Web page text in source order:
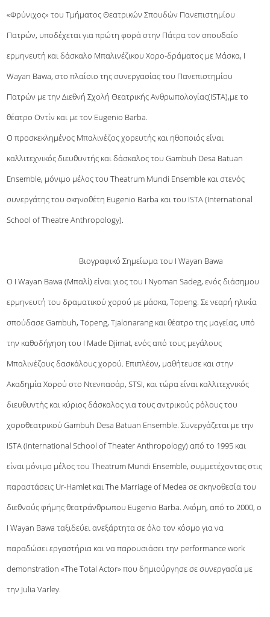
«Φρύνιχος» του Τμήματος Θεατρικών Σπουδών Πανεπιστημίου
Πατρών, υποδέχεται για πρώτη φορά στην Πάτρα τον σπουδαίο
ερμηνευτή και δάσκαλο Μπαλινέζικου Χορο-δράματος με Μάσκα, I
Wayan Bawa, στο πλαίσιο της συνεργασίας του Πανεπιστημίου
Πατρών με την Διεθνή Σχολή Θεατρικής Ανθρωπολογίας(ΙSTA),με το
θέατρο Οντίν και με τον Eugenio Barba.
Ο προσκεκλημένος Μπαλινέζος χορευτής και ηθοποιός είναι
καλλιτεχνικός διευθυντής και δάσκαλος του Gambuh Desa Batuan
Ensemble, μόνιμο μέλος του Theatrum Mundi Ensemble και στενός
συνεργάτης του σκηνοθέτη Eugenio Barba και του ISTA (International
School of Theatre Anthropology).
Βιογραφικό Σημείωμα του I Wayan Bawa
Ο I Wayan Bawa (Μπαλί) είναι γιος του I Nyoman Sadeg, ενός διάσημου
ερμηνευτή του δραματικού χορού με μάσκα, Topeng. Σε νεαρή ηλικία
σπούδασε Gambuh, Topeng, Tjalonarang και θέατρο της μαγείας, υπό
την καθοδήγηση του I Made Djimat, ενός από τους μεγάλους
Μπαλινέζους δασκάλους χορού. Επιπλέον, μαθήτευσε και στην
Ακαδημία Χορού στο Ντενπασάρ, STSI, και τώρα είναι καλλιτεχνικός
διευθυντής και κύριος δάσκαλος για τους αντρικούς ρόλους του
χοροθεατρικού Gambuh Desa Batuan Ensemble. Συνεργάζεται με την
ISTA (International School of Theater Anthropology) από το 1995 και
είναι μόνιμο μέλος του Theatrum Mundi Ensemble, συμμετέχοντας στις
παραστάσεις Ur-Hamlet και The Marriage of Medea σε σκηνοθεσία του
διεθνούς φήμης θεατράνθρωπου Eugenio Barba. Ακόμη, από το 2000, ο
I Wayan Bawa ταξιδεύει ανεξάρτητα σε όλο τον κόσμο για να
παραδώσει εργαστήρια και να παρουσιάσει την performance work
demonstration «The Total Actor» που δημιούργησε σε συνεργασία με
την Julia Varley.